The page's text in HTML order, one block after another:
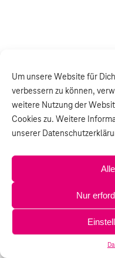
Um unsere Website für
verbessern zu können,
weitere Nutzung der
Cookies zu. Weitere
unserer
Nur